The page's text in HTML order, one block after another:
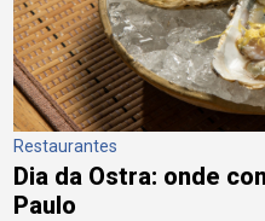
Restaurantes
Dia da Ostra: onde
Paulo